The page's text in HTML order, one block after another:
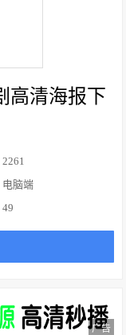
高清海报下
电脑端
49
广告